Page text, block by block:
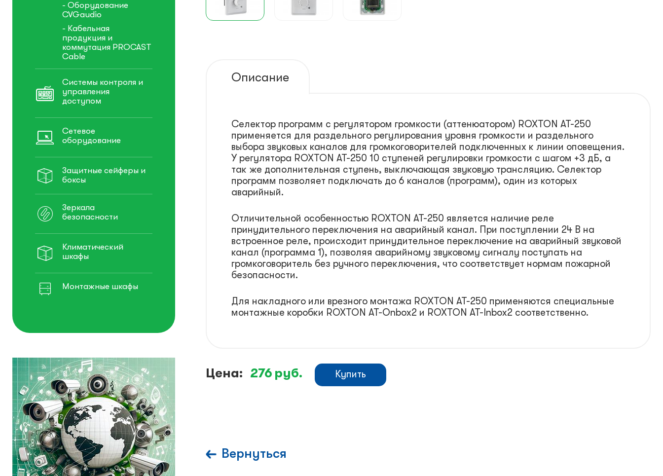
- Оборудование
CVGaudio
- Кабельная
продукция и
коммутация PROCAST
Cable
Системы контроля и
управления
доступом
Сетевое
оборудование
Защитные сейферы и
боксы
Зеркала
безопасности
Климатический
шкафы
Монтажные шкафы
Описание
Селектор программ с регулятором громкости (аттенюатором) ROXTON AT-250
применяется для раздельного регулирования уровня громкости и раздельного
выбора звуковых каналов для громкоговорителей подключенных к линии оповещения.
У регулятора ROXTON AT-250 10 ступеней регулировки громкости с шагом +3 дБ, а
так же дополнительная ступень, выключающая звуковую трансляцию. Селектор
программ позволяет подключать до 6 каналов (программ), один из которых
аварийный.
Отличительной особенностью ROXTON AT-250 является наличие реле
принудительного переключения на аварийный канал. При поступлении 24 В на
встроенное реле, происходит принудительное переключение на аварийный звуковой
канал (программа 1), позволяя аварийному звуковому сигналу поступать на
громкоговоритель без ручного переключения, что соответствует нормам пожарной
безопасности.
Для накладного или врезного монтажа ROXTON AT-250 применяются специальные
монтажные коробки ROXTON AT-Onbox2 и ROXTON AT-Inbox2 соответственно.
Цена: 276 руб. Купить
Вернуться